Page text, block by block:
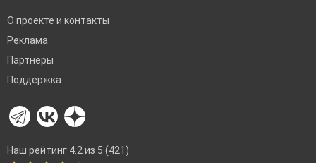
О проекте и контакты
Реклама
Партнеры
Поддержка
Наш рейтинг 4.2 из 5 (421)